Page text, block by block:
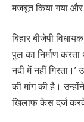
मजबूत किया गया और
बिहार बीजेपी
पुल का निर्माण
नदी में नहीं गिरता।’
की मांग की है।
खिलाफ केस दर्ज करके